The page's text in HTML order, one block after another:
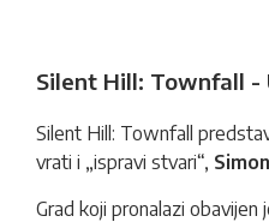
Silent Hill: Townfall -
Silent Hill: Townfall
vrati i „ispravi stvari“,
Grad koji pronalazi